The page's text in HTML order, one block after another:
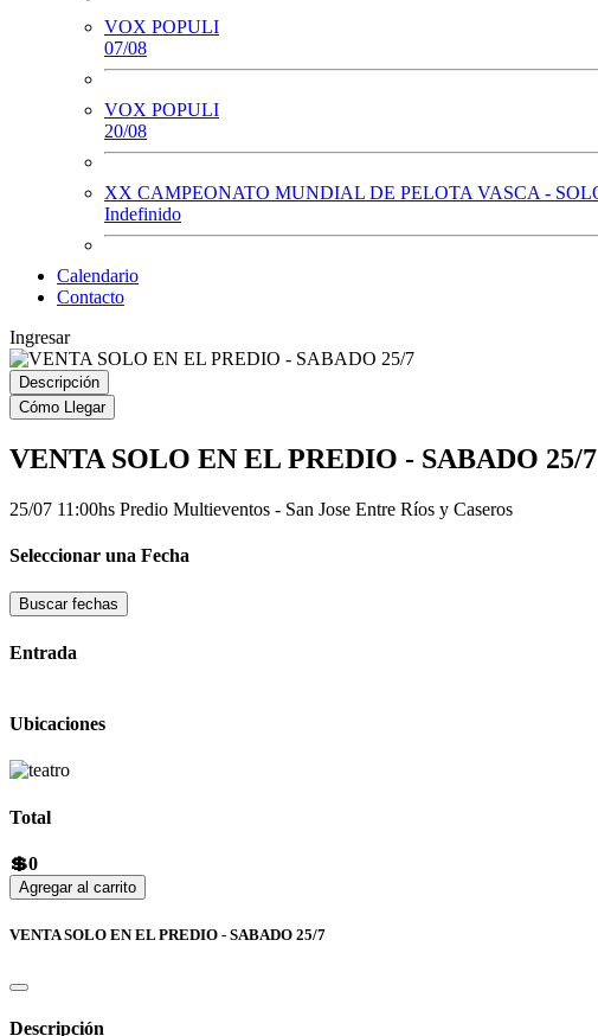
VOX POPULI
07/08
VOX POPULI
20/08
XX CAMPEONATO MUNDIAL DE PELOTA VASCA -
Indefinido
Calendario
Contacto
Ingresar
Descripción
Cómo Llegar
VENTA SOLO EN EL PREDIO - SABADO 25/7
25/07 11:00hs Predio Multieventos - San Jose Entre Ríos y Caseros
Seleccionar una Fecha
Buscar fechas
Entrada
Ubicaciones
Total
💲0
Agregar al carrito
VENTA SOLO EN EL PREDIO - SABADO 25/7
Descripción